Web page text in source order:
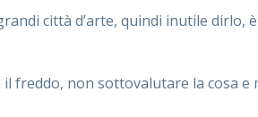
città d’arte, quindi inutile dirlo,
freddo, non sottovalutare la cosa e